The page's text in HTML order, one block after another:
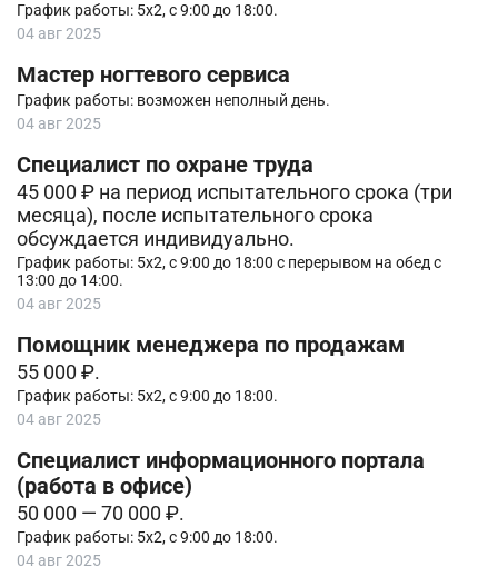
График работы: 5х2, с 9:00 до 18:00.
04 авг 2025
Мастер ногтевого сервиса
График работы: возможен неполный день.
04 авг 2025
Специалист по охране труда
45 000 ₽ на период испытательного срока (три
месяца), после испытательного срока
обсуждается индивидуально.
График работы: 5х2, с 9:00 до 18:00 с перерывом на обед с
13:00 до 14:00.
04 авг 2025
Помощник менеджера по продажам
55 000 ₽.
График работы: 5х2, с 9:00 до 18:00.
04 авг 2025
Специалист информационного портала
(работа в офисе)
50 000 — 70 000 ₽.
График работы: 5х2, с 9:00 до 18:00.
04 авг 2025